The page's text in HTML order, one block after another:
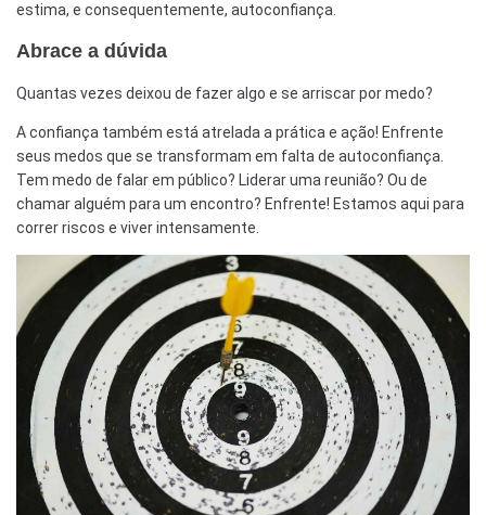
estima, e consequentemente, autoconfiança.
Abrace a dúvida
Quantas vezes deixou de fazer algo e se arriscar por medo?
A confiança também está atrelada a prática e ação! Enfrente
seus medos que se transformam em falta de autoconfiança.
Tem medo de falar em público? Liderar uma reunião? Ou de
chamar alguém para um encontro? Enfrente! Estamos aqui para
correr riscos e viver intensamente.